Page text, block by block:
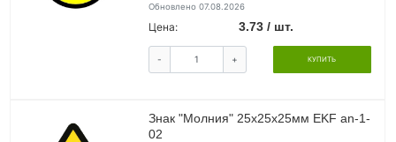
Обновлено 07.08.2026
Цена: 3.73 / шт.
- + КУПИТЬ
Знак "Молния" 25х25х25мм EKF an-1-
02